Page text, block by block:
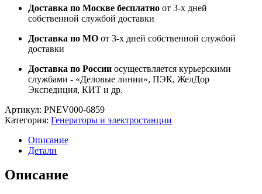
Доставка по Москве бесплатно от 3-х дней
собственной службой доставки
Доставка по МО от 3-х дней собственной службой
доставки
Доставка по России осуществляется курьерскими
службами - «Деловые линии», ПЭК, ЖелДор
Экспедиция, КИТ и др.
Артикул: PNEV000-6859
Категория: Генераторы и электростанции
Описание
Детали
Описание